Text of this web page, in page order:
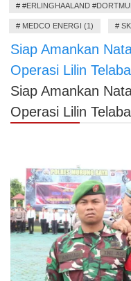
# #ERLINGHAALAND
# MEDCO ENERGI (1) #
Siap Amankan
Operasi Lilin
Siap Amankan
Operasi Lilin